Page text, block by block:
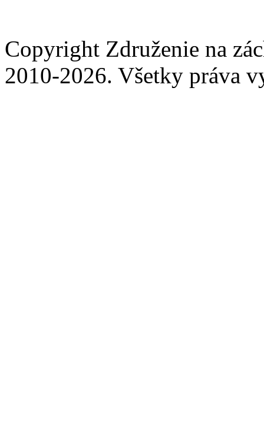
Copyright Združenie na
2010-2026. Všetky práva